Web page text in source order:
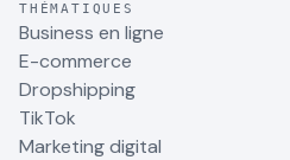
THÉMATIQUES
Business en ligne
E-commerce
Dropshipping
TikTok
Marketing digital